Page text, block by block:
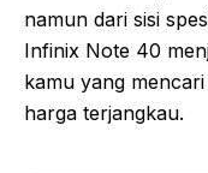
namun dari sisi
Infinix Note 40
kamu yang
harga terjangkau.